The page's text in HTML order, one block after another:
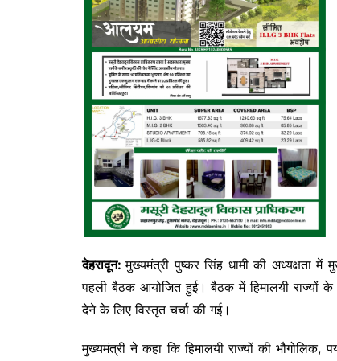
देहरादून:मुख्यमंत्रीपुष्कर सिंह धामीकी अध्यक्षता में
पहली बैठक आयोजित हुई। बैठक में हिमालयी राज्यों के
देने के लिए विस्तृत चर्चा की गई।
मुख्यमंत्री ने कहा कि हिमालयी राज्यों की